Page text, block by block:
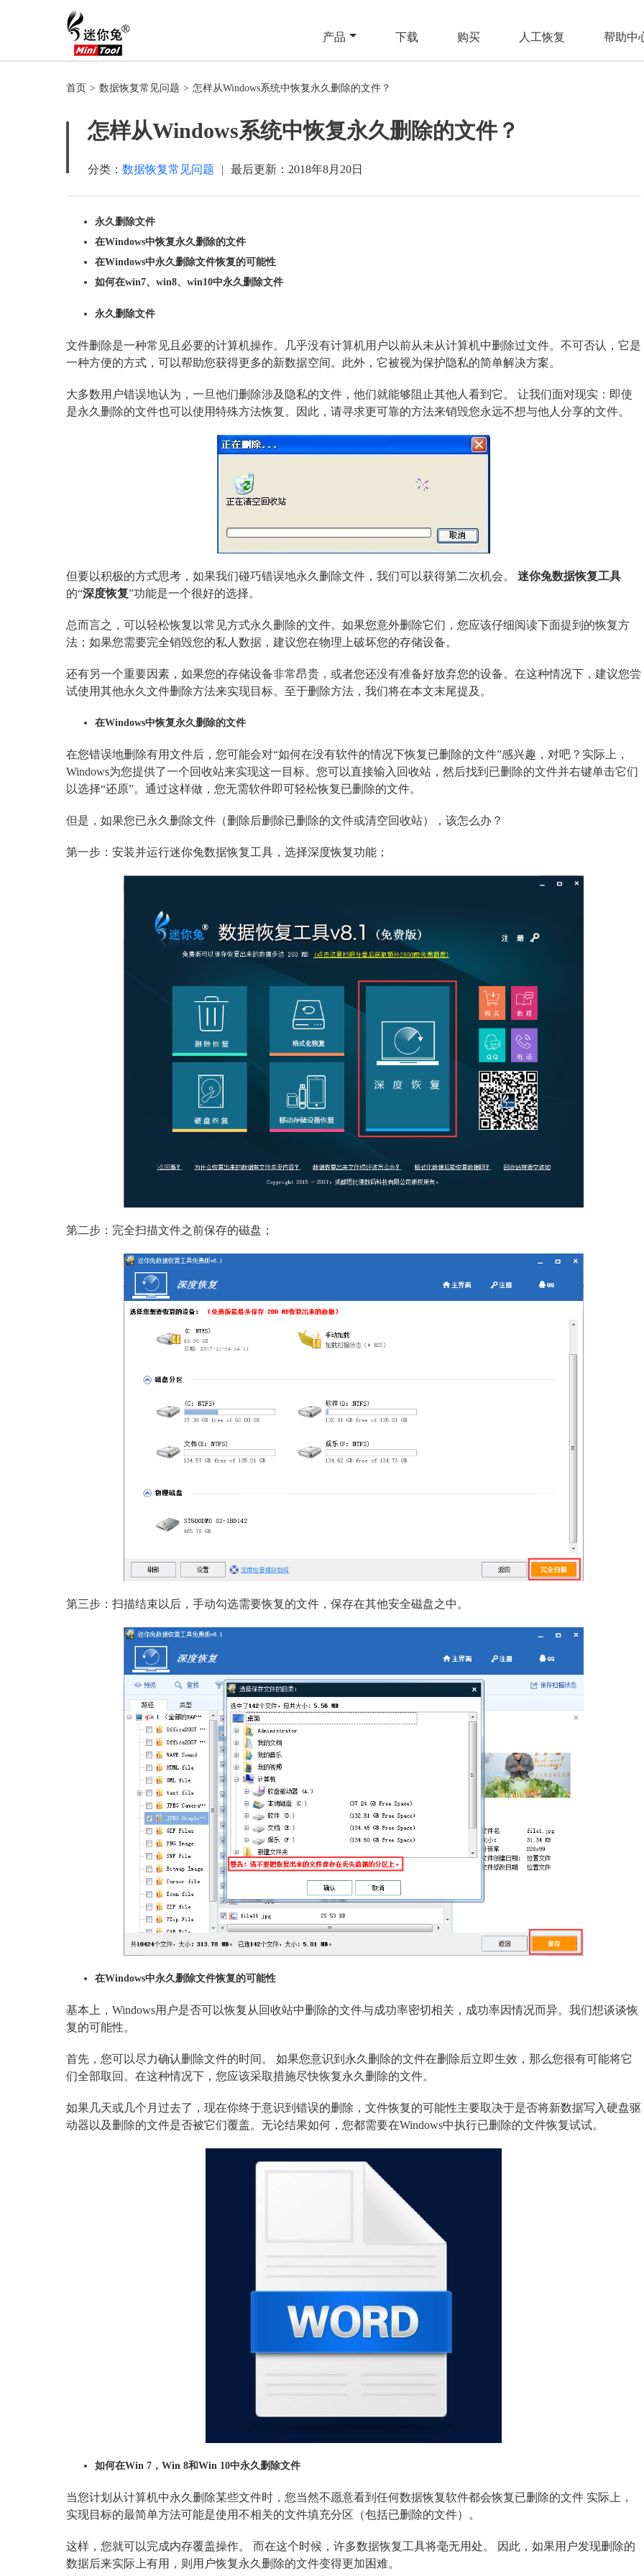
产品 下载 购买 人工恢复 帮助中
首页 > 数据恢复常见问题 > 怎样从Windows系统中恢复永久删除的文件？
怎样从Windows系统中恢复永久删除的文件？
分类： 数据恢复常见问题 | 最后更新： 2018年8月20日
永久删除文件
在Windows中恢复永久删除的文件
在Windows中永久删除文件恢复的可能性
如何在win7、win8、win10中永久删除文件
永久删除文件
文件删除是一种常见且必要的计算机操作。几乎没有计算机用户以前从未从计算机中删除过文件。不可否认，它是
一种方便的方式，可以帮助您获得更多的新数据空间。此外，它被视为保护隐私的简单解决方案。
大多数用户错误地认为，一旦他们删除涉及隐私的文件，他们就能够阻止其他人看到它。 让我们面对现实：即使
是永久删除的文件也可以使用特殊方法恢复。因此，请寻求更可靠的方法来销毁您永远不想与他人分享的文件。
但要以积极的方式思考，如果我们碰巧错误地永久删除文件，我们可以获得第二次机会。 迷你兔数据恢复工具
的“深度恢复”功能是一个很好的选择。
总而言之，可以轻松恢复以常见方式永久删除的文件。如果您意外删除它们，您应该仔细阅读下面提到的恢复方
法；如果您需要完全销毁您的私人数据，建议您在物理上破坏您的存储设备。
还有另一个重要因素，如果您的存储设备非常昂贵，或者您还没有准备好放弃您的设备。在这种情况下，建议您尝
试使用其他永久文件删除方法来实现目标。至于删除方法，我们将在本文末尾提及。
在Windows中恢复永久删除的文件
在您错误地删除有用文件后，您可能会对“如何在没有软件的情况下恢复已删除的文件”感兴趣，对吧？实际上，
Windows为您提供了一个回收站来实现这一目标。您可以直接输入回收站，然后找到已删除的文件并右键单击它们
以选择“还原”。通过这样做，您无需软件即可轻松恢复已删除的文件。
但是，如果您已永久删除文件（删除后删除已删除的文件或清空回收站），该怎么办？
第一步：安装并运行迷你兔数据恢复工具，选择深度恢复功能；
第二步：完全扫描文件之前保存的磁盘；
第三步：扫描结束以后，手动勾选需要恢复的文件，保存在其他安全磁盘之中。
在Windows中永久删除文件恢复的可能性
基本上，Windows用户是否可以恢复从回收站中删除的文件与成功率密切相关，成功率因情况而异。我们想谈谈恢
复的可能性。
首先，您可以尽力确认删除文件的时间。 如果您意识到永久删除的文件在删除后立即生效，那么您很有可能将它
们全部取回。在这种情况下，您应该采取措施尽快恢复永久删除的文件。
如果几天或几个月过去了，现在你终于意识到错误的删除，文件恢复的可能性主要取决于是否将新数据写入硬盘驱
动器以及删除的文件是否被它们覆盖。无论结果如何，您都需要在Windows中执行已删除的文件恢复试试。
如何在Win 7，Win 8和Win 10中永久删除文件
当您计划从计算机中永久删除某些文件时，您当然不愿意看到任何数据恢复软件都会恢复已删除的文件 实际上，
实现目标的最简单方法可能是使用不相关的文件填充分区（包括已删除的文件）。
这样，您就可以完成内存覆盖操作。 而在这个时候，许多数据恢复工具将毫无用处。 因此，如果用户发现删除的
数据后来实际上有用，则用户恢复永久删除的文件变得更加困难。